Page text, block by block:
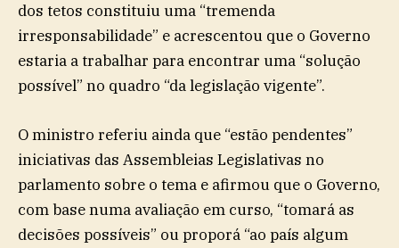
dos tetos constituiu uma “tremenda
irresponsabilidade” e acrescentou que o Governo
estaria a trabalhar para encontrar uma “solução
possível” no quadro “da legislação vigente”.
O ministro referiu ainda que “estão pendentes”
iniciativas das Assembleias Legislativas no
parlamento sobre o tema e afirmou que o Governo,
com base numa avaliação em curso, “tomará as
decisões possíveis” ou proporá “ao país algum